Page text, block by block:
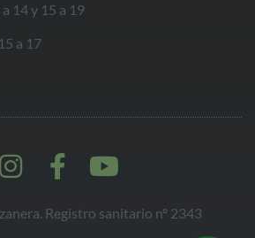
14 y 15 a 19
a 17
Registro sanitario nº 2343